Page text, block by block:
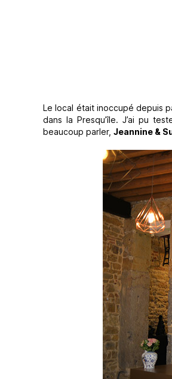
Le local était inoccupé depuis
dans la Presqu’île. J’ai pu
beaucoup parler, Jeannine &